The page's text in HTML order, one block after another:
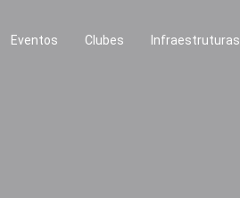
Eventos Clubes Infraestruturas